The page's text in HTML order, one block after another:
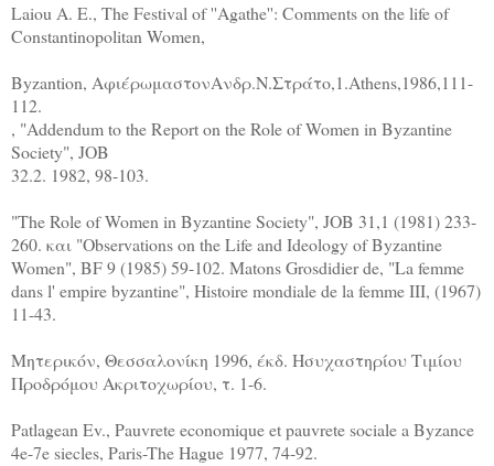
Laiou A. E., The Festival of ''Agathe'': Comments on the life of
Constantinopolitan Women,
Byzantion, ΑφιέρωμαστονΑνδρ.Ν.Στράτο,1.Athens,1986,111-
112.
, "Addendum to the Report on the Role of Women in Byzantine
Society", JOB
32.2. 1982, 98-103.
"The Role of Women in Byzantine Society", JOB 31,1 (1981) 233-
260. και "Observations on the Life and Ideology of Byzantine
Women", BF 9 (1985) 59-102. Matons Grosdidier de, "La femme
dans l' empire byzantine", Histoire mondiale de la femme III, (1967)
11-43.
Μητερικόν, Θεσσαλονίκη 1996, έκδ. Ησυχαστηρίου Τιμίου
Προδρόμου Ακριτοχωρίου, τ. 1-6.
Patlagean Εv., Pauvrete economique et pauvrete sociale a Byzance
4e-7e siecles, Paris-The Hague 1977, 74-92.